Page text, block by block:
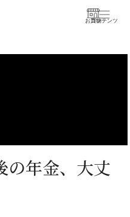
お買物
コンテンツ
の年金、大丈